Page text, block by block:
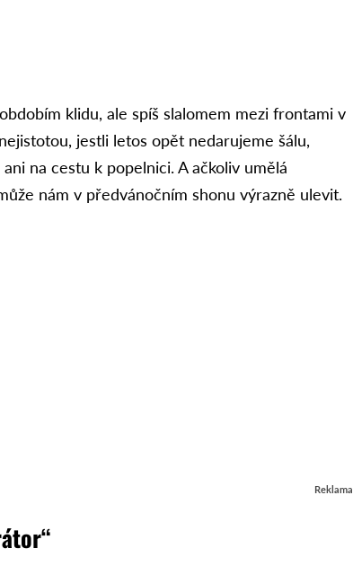
klidu, ale spíš slalomem mezi frontami v
jestli letos opět nedarujeme šálu,
na cestu k popelnici. A ačkoliv umělá
nám v předvánočním shonu výrazně ulevit.
Reklama